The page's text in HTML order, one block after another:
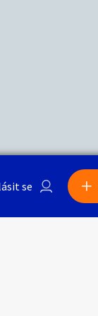
se
0/1000